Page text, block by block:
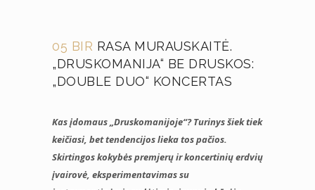
05 BIR RASA MURAUSKAITĖ.
„DRUSKOMANIJA“ BE DRUSKOS:
„DOUBLE DUO“ KONCERTAS
Kas įdomaus „Druskomanijoje“? Turinys šiek tiek
keičiasi, bet tendencijos lieka tos pačios.
Skirtingos kokybės premjerų ir koncertinių erdvių
įvairovė, eksperimentavimas su